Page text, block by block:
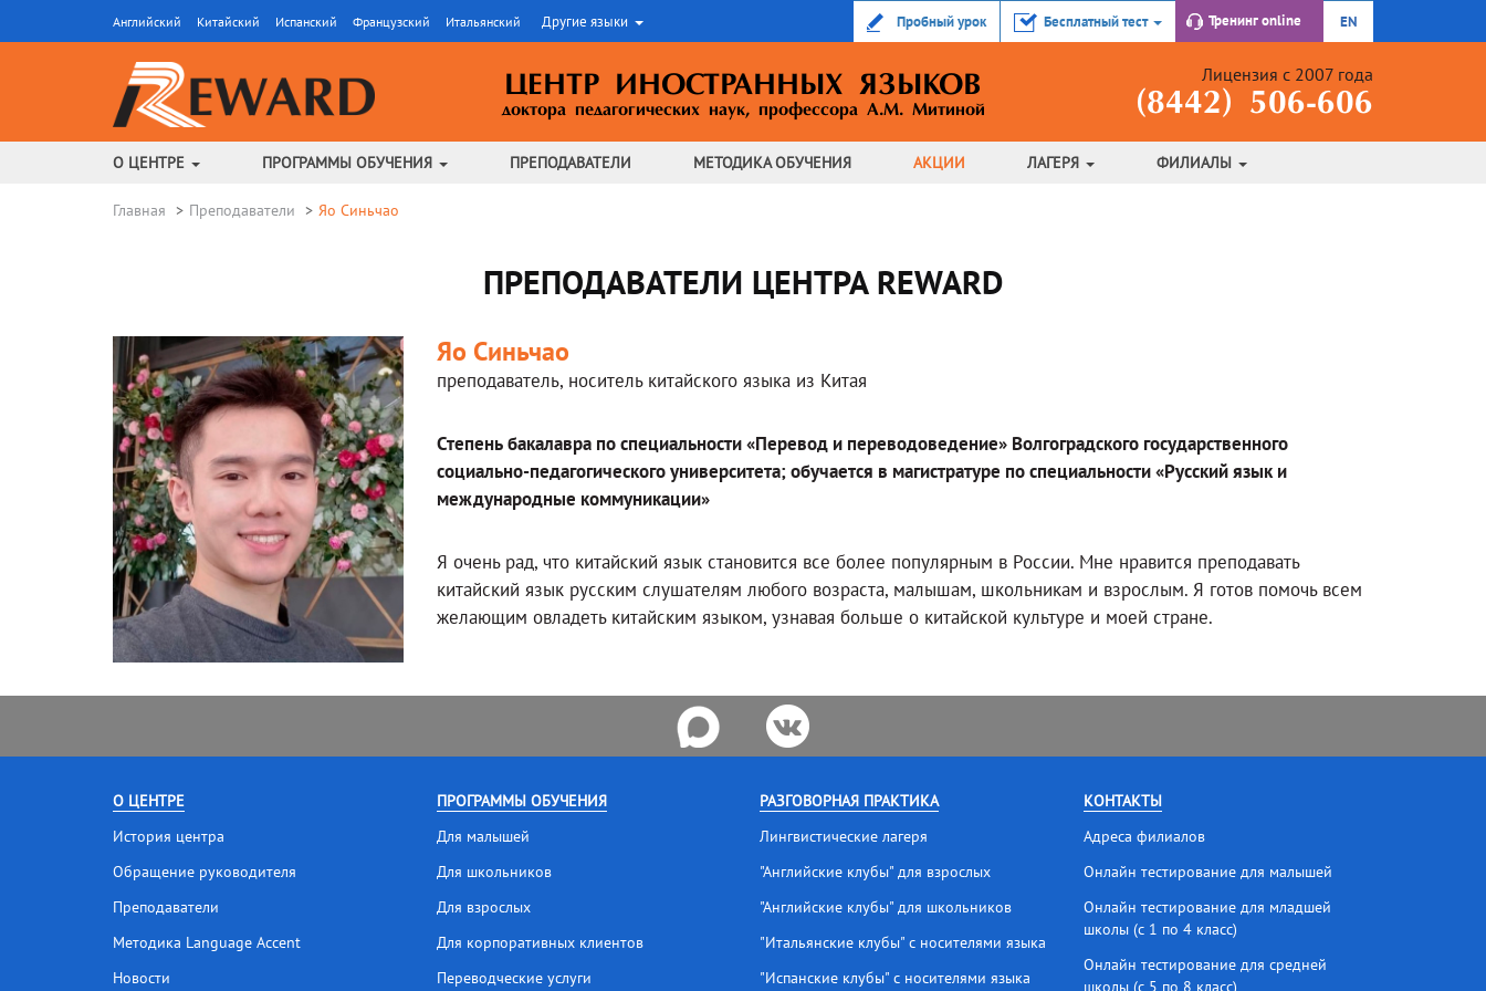
Английский Китайский Испанский Французский Итальянский Другие языки Пробный урок Бесплатный тест Тренингonline EN
ЦЕНТР ИНОСТРАННЫХ ЯЗЫКОВ
доктора педагогических наук,профессора А.М. Митиной
Лицензия с 2007 года
(8442) 506-606
О ЦЕНТРЕ ПРОГРАММЫ ОБУЧЕНИЯ ПРЕПОДАВАТЕЛИ МЕТОДИКАОБУЧЕНИЯ АКЦИИ ЛАГЕРЯ ФИЛИАЛЫ
Главная Преподаватели Яо Синьчао
ПРЕПОДАВАТЕЛИ ЦЕНТРА REWARD
Яо Синьчао
преподаватель, носитель китайского языка из Китая
Степень бакалавра по специальности «Перевод и переводоведение» Волгоградского государственного
социально-педагогического университета; обучается в магистратуре по специальности «Русский язык и
международные коммуникации»
Я очень рад, что китайский язык становится все более популярным в России. Мне нравится преподавать
китайский язык русским слушателям любого возраста, малышам, школьникам и взрослым. Я готов помочь всем
желающим овладеть китайским языком, узнавая больше о китайской культуре и моей стране.
О ЦЕНТРЕ
История центра
Обращение руководителя
Преподаватели
Методика Language Accent
Новости
ПРОГРАММЫ ОБУЧЕНИЯ
Для малышей
Для школьников
Для взрослых
Для корпоративных клиентов
Переводческие услуги
РАЗГОВОРНАЯ ПРАКТИКА
Лингвистические лагеря
"Английские клубы" для взрослых
"Английские клубы" для школьников
"Итальянские клубы" с носителями языка
"Испанские клубы" с носителями языка
КОНТАКТЫ
Адреса филиалов
Онлайн тестирование для малышей
Онлайн тестирование для младшей
школы (с 1 по 4 класс)
Онлайн тестирование для средней